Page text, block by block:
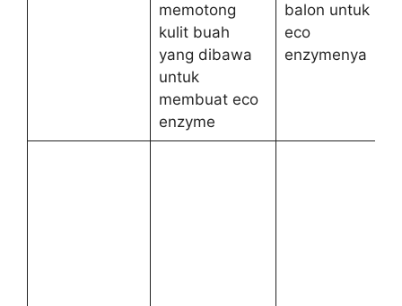
memotong
kulit buah
yang dibawa
untuk
membuat eco
enzyme
balon untuk
eco
enzymenya